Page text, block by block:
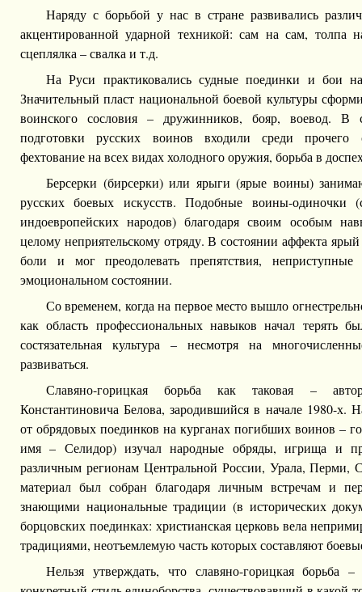
Наряду с борьбой у нас в стране развивались
акцентированной ударной техникой: сам на сам, толпа
сцеплялка – свалка и т.д.
На Руси практиковались судные поединки и бои
Значительный пласт национальной боевой культуры
воинского сословия – дружинников, бояр, воевод. В
подготовки русских воинов входили среди прочего
фехтование на всех видах холодного оружия, борьба в
Берсерки (бирсерки) или ярыги (ярые воины)
русских боевых искусств. Подобные воины-одиночки
индоевропейских народов) благодаря своим особым
целому неприятельскому отряду. В состоянии аффекта
боли и мог преодолевать препятствия,
эмоциональном состоянии.
Со временем, когда на первое место вышло
как область профессиональных навыков начал терять
состязательная культура – несмотря на
развиваться.
Славяно-горицкая борьба как таковая –
Константиновича Белова, зародившийся в начале 1980-х.
от обрядовых поединков на курганах погибших воинов –
имя – Селидор) изучал народные обряды, игрища и
различным регионам Центральной России, Урала, Перми,
материал был собран благодаря личным встречам и
знающими национальные традиции (в исторических
борцовских поединках: христианская церковь вела
традициями, неотъемлемую часть которых составляют
Нельзя утверждать, что славяно-горицкая борьба